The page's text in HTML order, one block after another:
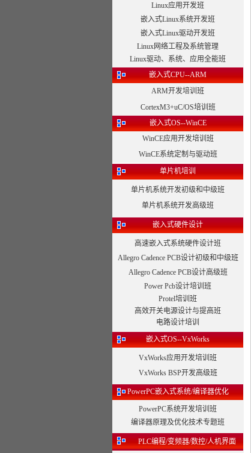
Linux应用开发班
嵌入式Linux系统开发班
嵌入式Linux驱动开发班
Linux网络工程及系统管理
Linux驱动、系统、应用全能班
嵌入式CPU--ARM
ARM开发培训班
CortexM3+uC/OS培训班
嵌入式OS--WinCE
WinCE应用开发培训班
WinCE系统定制与驱动班
单片机培训
单片机系统开发初级和中级班
单片机系统开发高级班
嵌入式硬件设计
高速嵌入式系统硬件设计班
Allegro Cadence PCB设计初级和中级班
Allegro Cadence PCB设计高级班
Power Pcb设计培训班
Protel培训班
高效开关电源设计与提高班
电路设计培训
嵌入式OS--VxWorks
VxWorks应用开发培训班
VxWorks BSP开发高级班
PowerPC嵌入式系统/编译器优化
PowerPC系统开发培训班
编译器原理及优化技术专题班
PLC编程/变频器/数控/人机界面